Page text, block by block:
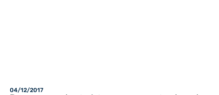
04/12/2017